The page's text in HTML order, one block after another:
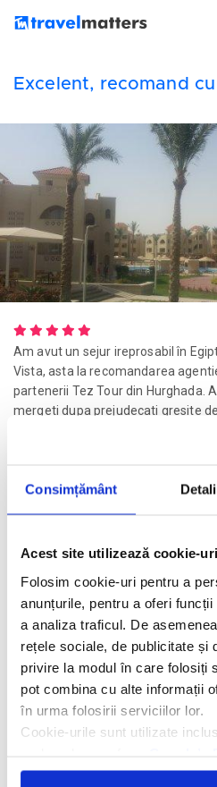
Consimțământ
Acest site utilizează cookie-uri
Folosim cookie-uri pentru a
anunțurile, pentru a oferi
a analiza traficul. De
rețele sociale, de publicitate și
privire la modul în care folosiți
pot combina cu alte informații
în urma folosirii serviciilor lor.
Cookie-urile sunt utilizate
Excelent, recomand
Am avut un sejur ireprosabil în
Vista, asta la recomandarea
partenerii Tez Tour din Hurghada.
mergeti dupa prejudecati gresite
mare,nu faceti economie la 100€
palaria pentru recomandarea